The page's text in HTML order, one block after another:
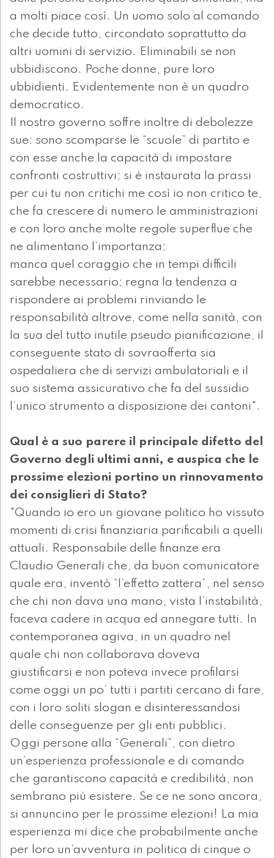
a molti piace così. Un uomo solo al comando
che decide tutto, circondato soprattutto da
altri uomini di servizio. Eliminabili se non
ubbidiscono. Poche donne, pure loro
ubbidienti. Evidentemente non è un quadro
democratico.
Il nostro governo soffre inoltre di debolezze
sue: sono scomparse le “scuole” di partito e
con esse anche la capacità di impostare
confronti costruttivi; si è instaurata la prassi
per cui tu non critichi me così io non critico te,
che fa crescere di numero le amministrazioni
e con loro anche molte regole superflue che
ne alimentano l’importanza;
manca quel coraggio che in tempi difficili
sarebbe necessario; regna la tendenza a
rispondere ai problemi rinviando le
responsabilità altrove, come nella sanità, con
la sua del tutto inutile pseudo pianificazione, il
conseguente stato di sovraofferta sia
ospedaliera che di servizi ambulatoriali e il
suo sistema assicurativo che fa del sussidio
l’unico strumento a disposizione dei cantoni".
Qual è a suo parere il principale difetto del
Governo degli ultimi anni, e auspica che le
prossime elezioni portino un rinnovamento
dei consiglieri di Stato?
"Quando io ero un giovane politico ho vissuto
momenti di crisi finanziaria parificabili a quelli
attuali. Responsabile delle finanze era
Claudio Generali che, da buon comunicatore
quale era, inventò “l’effetto zattera”, nel senso
che chi non dava una mano, vista l’instabilità,
faceva cadere in acqua ed annegare tutti. In
contemporanea agiva, in un quadro nel
quale chi non collaborava doveva
giustificarsi e non poteva invece profilarsi
come oggi un po’ tutti i partiti cercano di fare,
con i loro soliti slogan e disinteressandosi
delle conseguenze per gli enti pubblici.
Oggi persone alla “Generali”, con dietro
un’esperienza professionale e di comando
che garantiscono capacità e credibilità, non
sembrano più esistere. Se ce ne sono ancora,
si annuncino per le prossime elezioni! La mia
esperienza mi dice che probabilmente anche
per loro un’avventura in politica di cinque o